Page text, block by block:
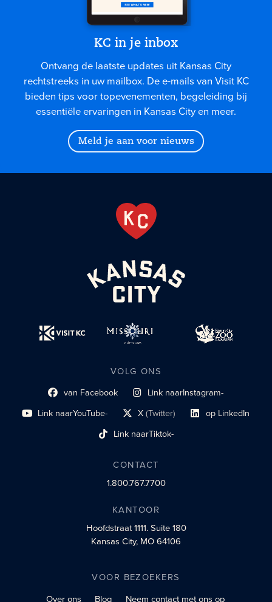
KC in je inbox
Ontvang de laatste updates uit Kansas City
rechtstreeks in uw mailbox. De e-mails van Visit KC
bieden tips voor topevenementen, begeleiding bij
essentiële ervaringen in Kansas City en meer.
Meld je aan voor nieuws
VOLG ONS
Link naar sociaal profiel
van Facebook Link naarInstagram-
sociaal profiel
Link naarYouTube-
sociaal profiel X(Twitter)
sociaal profiellink Link naar sociaal
op LinkedIn
Link naarTiktok-
sociaalprofiel
CONTACT
1.800.767.7700
KANTOOR
Hoofdstraat 1111.Suite 180
Kansas City, MO 64106
VOOR BEZOEKERS
Over ons
Blog Neem contact met ons op